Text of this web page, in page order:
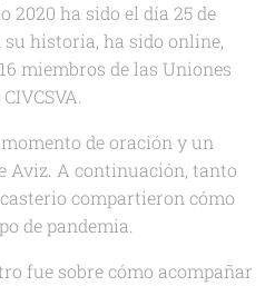
2020 ha sido el día 25 de
historia, ha sido online,
miembros de las Uniones
de oración y un
Aviz. A continuación, tanto
compartieron cómo
de pandemia.
fue sobre cómo acompañar